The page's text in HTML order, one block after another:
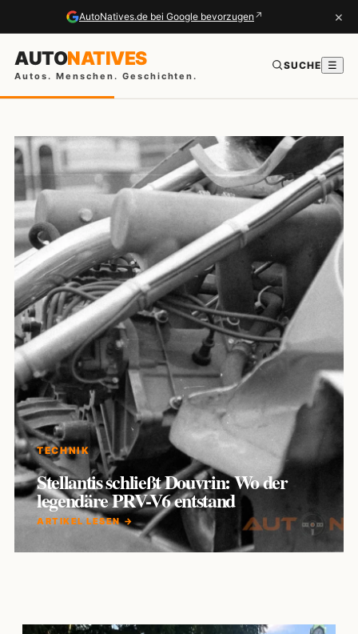
AutoNatives.de bei Google bevorzugen ↗ ×
AUTONATIVES
Autos. Menschen. Geschichten.
SUCHE ☰
TECHNIK
Stellantis schließt Douvrin: Wo der
legendäre PRV-V6 entstand
ARTIKEL LESEN →